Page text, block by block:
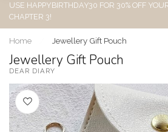
USE HAPPYBIRTHDAY30 FOR 30% OFF
CHAPTER 3!
Home Jewellery Gift Pouch
Jewellery Gift Pouch
DEAR DIARY